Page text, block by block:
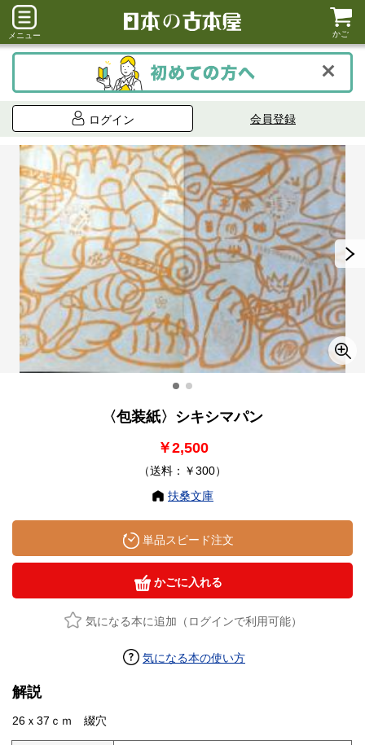
メニュー かご
ログイン 会員登録
〈包装紙〉シキシマパン
￥2,500
（送料：￥300）
扶桑文庫
単品スピード注文
かごに入れる
気になる本に追加（ログインで利用可能）
気になる本の使い方
解説
26ｘ37ｃｍ 綴穴